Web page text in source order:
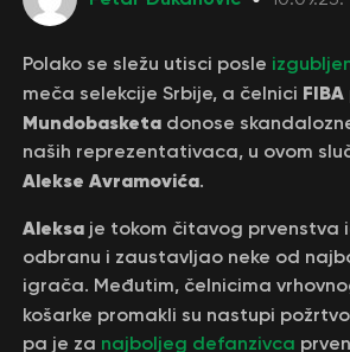
Polako se sležu utisci posle
meča selekcije Srbije, a čelnici FIBA
Mundobasketa donose
naših reprezentativaca, u ovom
Alekse Avramovića.
Aleksa je tokom čitavog prvenstva
odbranu i zaustavljao neke od
igrača. Međutim, čelnicima
košarke promakli su nastupi
pa je za najboljeg defanzivca